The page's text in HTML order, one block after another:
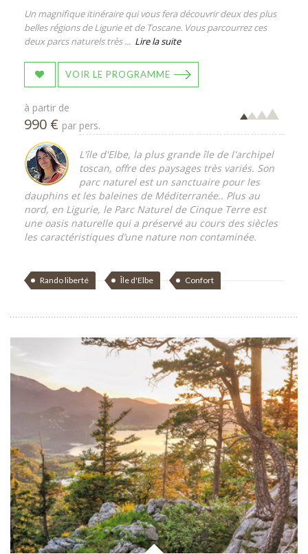
Un magnifique itinéraire qui vous fera découvrir deux des plus
belles régions de Ligurie et de Toscane. Vous parcourrez ces
deux parcs naturels très ... Lire la suite
VOIR LE PROGRAMME
à partir de
990 € par pers.
L'île d'Elbe, la plus grande île de l'archipel
toscan, offre des paysages très variés. Son
parc naturel est un sanctuaire pour les
dauphins et les baleines de Méditerranée.. Plus au
nord, en Ligurie, le Parc Naturel de Cinque Terre est
une oasis naturelle qui a préservé au cours des siècles
les caractéristiques d’une nature non contaminée.
Rando liberté Île d'Elbe Confort